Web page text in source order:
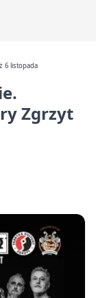
6 listopada
Zgrzyt